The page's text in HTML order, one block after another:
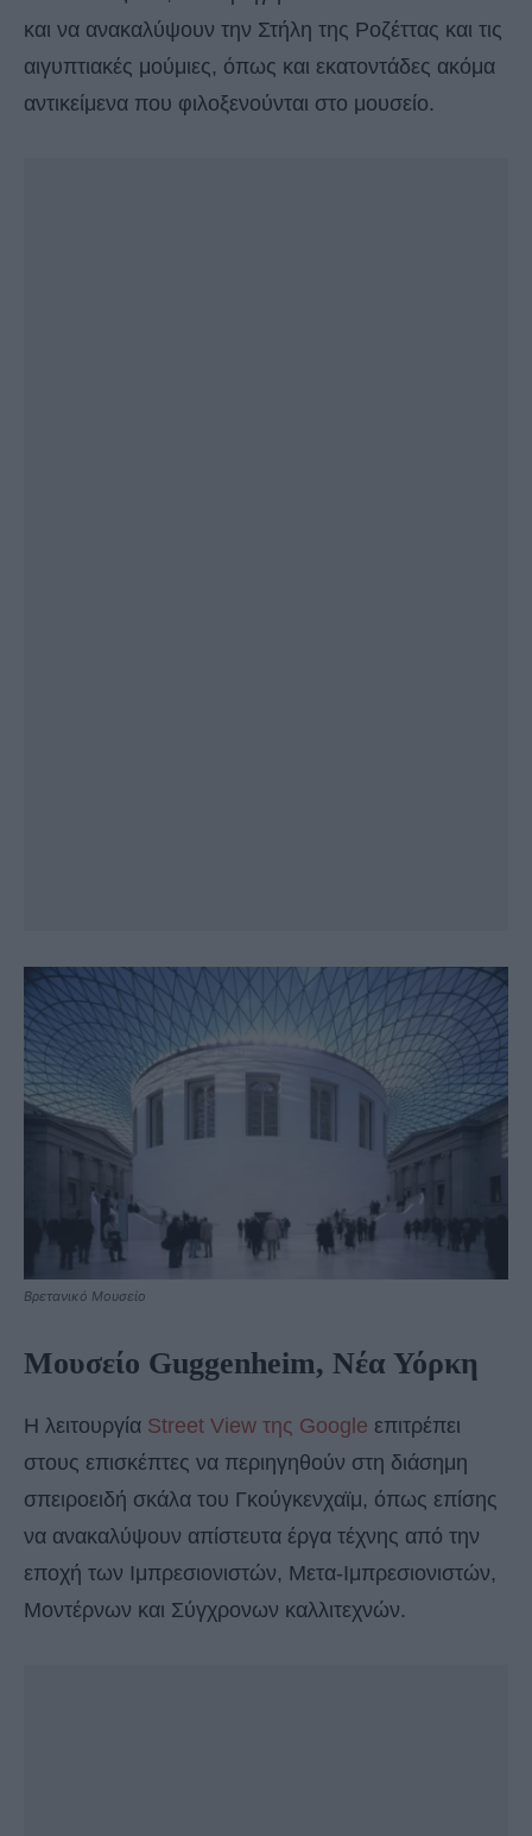
και να ανακαλύψουν την Στήλη της Ροζέττας και τις
αιγυπτιακές μούμιες, όπως και εκατοντάδες ακόμα
αντικείμενα που φιλοξενούνται στο μουσείο.
Βρετανικό Μουσείο
Μουσείο Guggenheim, Νέα Υόρκη
Η λειτουργία Street View της Google επιτρέπει
στους επισκέπτες να περιηγηθούν στη διάσημη
σπειροειδή σκάλα του Γκούγκενχαϊμ, όπως επίσης
να ανακαλύψουν απίστευτα έργα τέχνης από την
εποχή των Ιμπρεσιονιστών, Μετα-Ιμπρεσιονιστών,
Μοντέρνων και Σύγχρονων καλλιτεχνών.